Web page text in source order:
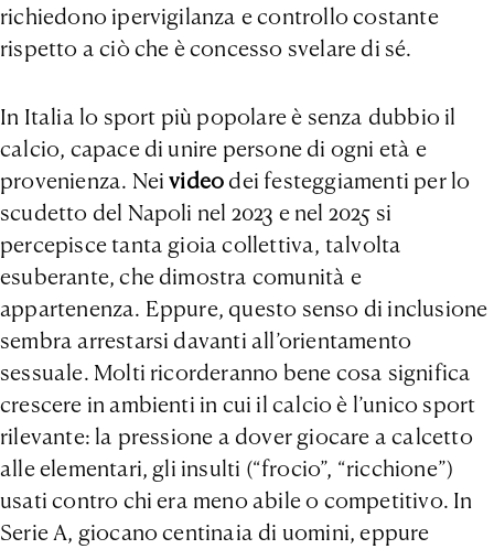
richiedono ipervigilanza e controllo costante
rispetto a ciò che è concesso svelare di sé.
In Italia lo sport più popolare è senza dubbio il
calcio, capace di unire persone di ogni età e
provenienza. Neivideodei festeggiamenti per lo
scudetto del Napoli nel 2023 e nel 2025 si
percepisce tanta gioia collettiva, talvolta
esuberante, che dimostra comunità e
appartenenza. Eppure, questo senso di inclusione
sembra arrestarsi davanti all’orientamento
sessuale. Molti ricorderanno bene cosa significa
crescere in ambienti in cui il calcio è l’unico sport
rilevante: la pressione a dover giocare a calcetto
alle elementari, gli insulti (“frocio”, “ricchione”)
usati contro chi era meno abile o competitivo. In
Serie A, giocano centinaia di uomini, eppure